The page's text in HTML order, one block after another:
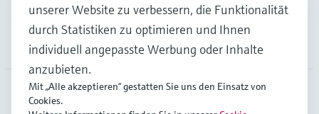
Unternehmen
unserer Website zu verbessern, die Funktionalität
durch Statistiken zu optimieren und Ihnen
individuell angepasste Werbung oder Inhalte
anzubieten.
Mit „Alle akzeptieren“ gestatten Sie uns den Einsatz von
Cookies.